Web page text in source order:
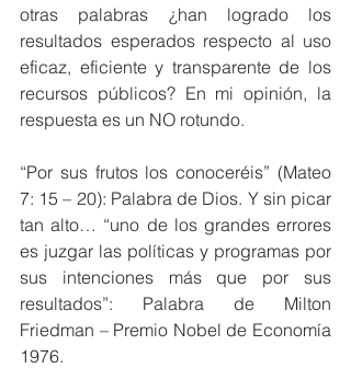
otras palabras ¿han logrado los
resultados esperados respecto al uso
eficaz, eficiente y transparente de los
recursos públicos? En mi opinión, la
respuesta es un NO rotundo.
“Por sus frutos los conoceréis” (Mateo
7: 15 – 20): Palabra de Dios. Y sin picar
tan alto… “uno de los grandes errores
es juzgar las políticas y programas por
sus intenciones más que por sus
resultados”: Palabra de Milton
Friedman – Premio Nobel de Economía
1976.